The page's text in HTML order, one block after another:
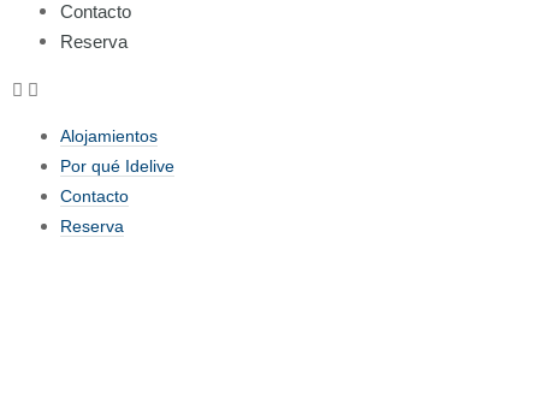
Contacto
Reserva
Alojamientos
Por qué Idelive
Contacto
Reserva